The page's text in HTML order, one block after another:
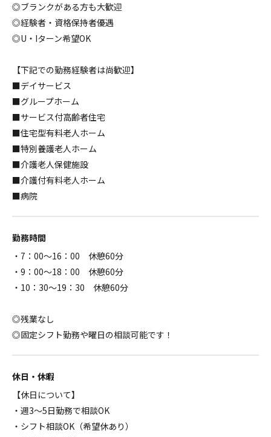
◎ブランクがある方も大歓迎
◎経験者・資格保持者優遇
◎U・Iターン希望OK
【下記での勤務経験者は尚歓迎】
■デイサービス
■グループホーム
■サービス付高齢者住宅
■住宅型有料老人ホーム
■特別養護老人ホーム
■介護老人保健施設
■介護付有料老人ホーム
■病院
勤務時間
・7：00～16：00 休憩60分
・9：00～18：00 休憩60分
・10：30～19：30 休憩60分
◎残業なし
◎固定シフト勤務や曜日の相談可能です！
休日・休暇
【休日について】
・週3～5日勤務で相談OK
・シフト相談OK（希望休あり）